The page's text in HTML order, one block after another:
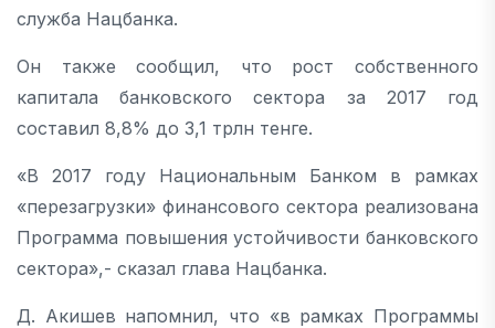
служба Нацбанка.
Он также сообщил, что рост собственного
капитала банковского сектора за 2017 год
составил 8,8% до 3,1 трлн тенге.
«В 2017 году Национальным Банком в рамках
«перезагрузки» финансового сектора реализована
Программа повышения устойчивости банковского
сектора»,- сказал глава Нацбанка.
Д. Акишев напомнил, что «в рамках Программы